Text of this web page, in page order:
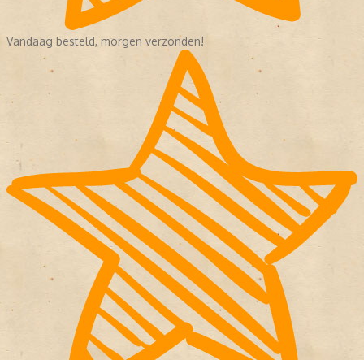
Vandaag besteld, morgen verzonden!